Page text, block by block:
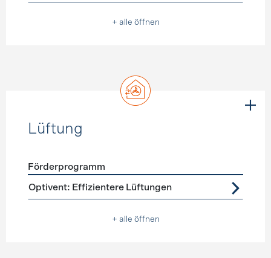
+ alle öffnen
Lüftung
Förderprogramme Lüftung
Förderprogramm
Optivent: Effizientere Lüftungen
+ alle öffnen